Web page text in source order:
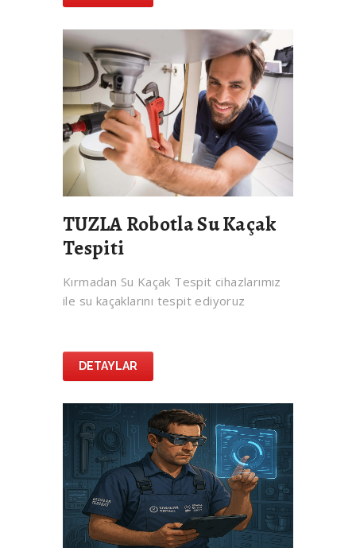
TUZLA Robotla Su Kaçak
Tespiti
Kırmadan Su Kaçak Tespit cihazlarımız
ile su kaçaklarını tespit ediyoruz
DETAYLAR